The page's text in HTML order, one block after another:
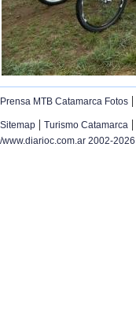
Prensa MTB Catamarca Fotos |
Sitemap | Turismo Catamarca |
/www.diarioc.com.ar 2002-2026